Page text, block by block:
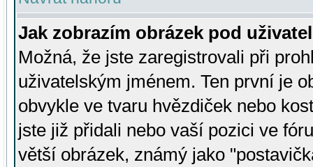
Jak zobrazím obrázek pod
Možná, že jste zaregistrovali při
uživatelským jménem. Ten první je
obvykle ve tvaru hvězdiček nebo
jste již přidali nebo vaší pozici ve
větší obrázek, známý jako